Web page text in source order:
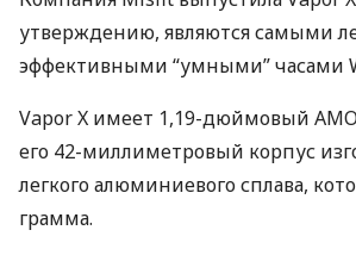
утверждению, являются самыми
эффективными “умными” часами
Vapor X имеет 1,19-дюймовый
его 42-миллиметровый корпус
легкого алюминиевого сплава,
грамма.